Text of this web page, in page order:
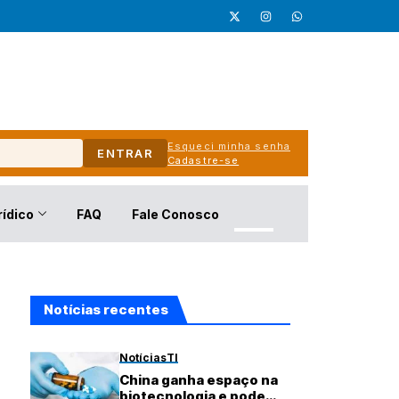
ENTRAR
Esqueci minha senha
Cadastre-se
FAQ Fale Conosco
Notícias recentes
NotíciasTI
China ganha espaço na